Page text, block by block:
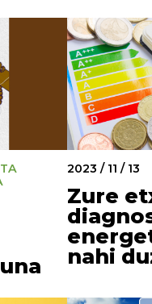
2023 / 11 / 13
Zure
nahi